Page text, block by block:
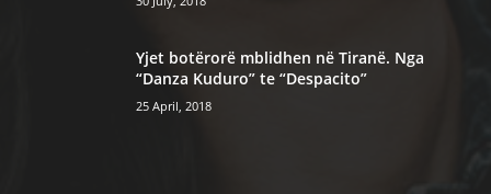
Yjet botërorë mblidhen në Tiranë. Nga
“Danza Kuduro” te “Despacito”
25 April, 2018